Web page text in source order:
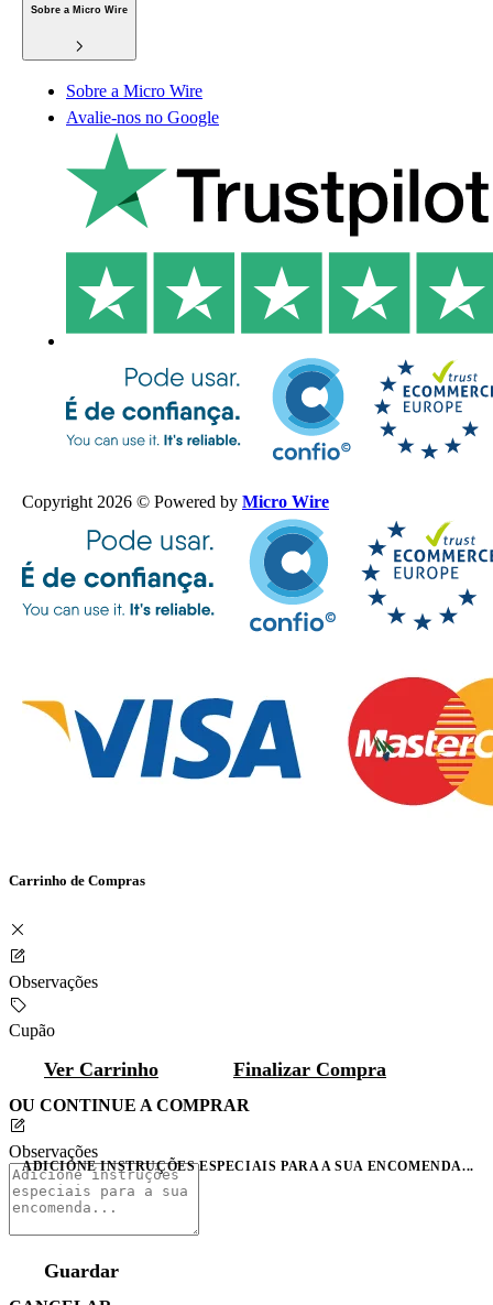
Sobre a Micro Wire
Sobre a Micro Wire
Avalie-nos no Google
Copyright 2026 © Powered by Micro Wire
Carrinho de Compras
Observações
Cupão
Ver Carrinho Finalizar Compra
OU CONTINUE A COMPRAR
Observações
ADICIONE INSTRUÇÕES ESPECIAIS PARA A SUA ENCOMENDA...
Guardar